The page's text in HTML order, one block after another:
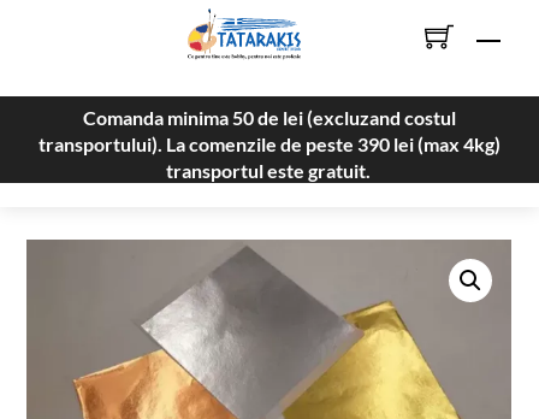
Comanda minima 50 de lei (excluzand costul
transportului). La comenzile de peste 390 lei (max 4kg)
transportul este gratuit.